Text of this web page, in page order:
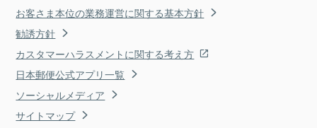
お客さま本位の業務運営に関する基本方針
勧誘方針
カスタマーハラスメントに関する考え方
日本郵便公式アプリ一覧
ソーシャルメディア
サイトマップ